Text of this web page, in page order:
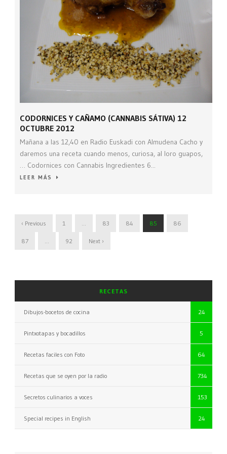
CODORNICES Y CAÑAMO (CANNABIS SÁTIVA) 12
OCTUBRE 2012
Mañana a las 12,40 en Radio Euskadi con Almudena Cacho y
daremos una receta cuando menos, curiosa, al loro guapos,
… Codornices con Cannabis Ingredientes 6...
LEER MÁS
‹ Previous 1 … 83 84 85 86
87 … 92 Next ›
RECETAS
Dibujos-bocetos de cocina 24
Pintxotapas y bocadillos 5
Recetas faciles con Foto 64
Recetas que se oyen por la radio 734
Secretos culinarios a voces 153
Special recipes in English 24